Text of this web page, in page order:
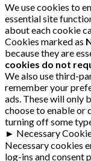
We use cookies to
essential site
about each cookie
Cookies marked as
because they are
cookies do not
We also use third-
remember your
ads. These will only
choose to enable or
turning off some
► Necessary
Necessary cookies
log-ins and consent